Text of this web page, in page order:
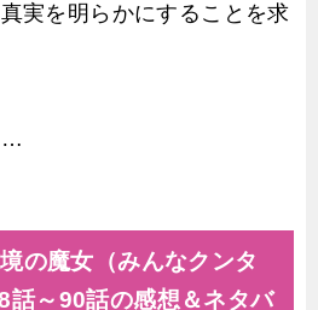
実を明らかにすることを求
…
の魔女（みんなクンタ
話～90話の感想＆ネタバ